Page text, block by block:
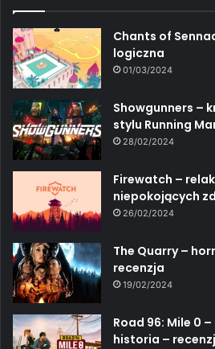
Chants of
logiczna
01/03/2024
Showgunners –
stylu Running
28/02/2024
Firewatch –
niepokojących
26/02/2024
The Quarry –
recenzja
19/02/2024
Road 96: Mile 0
historia –